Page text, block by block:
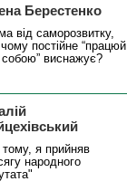
Берестенко
від саморозвитку,
постійне “працюй
виснажує?
тому, я прийняв
народного